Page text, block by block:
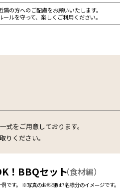
隣の方へのご配慮をお願いいたします。
ールを守って、楽しくご利用ください。
をご用意しております。
りください。
！BBQセット（食材編）
です。 ※写真のお料理は7名様分のイメージです。